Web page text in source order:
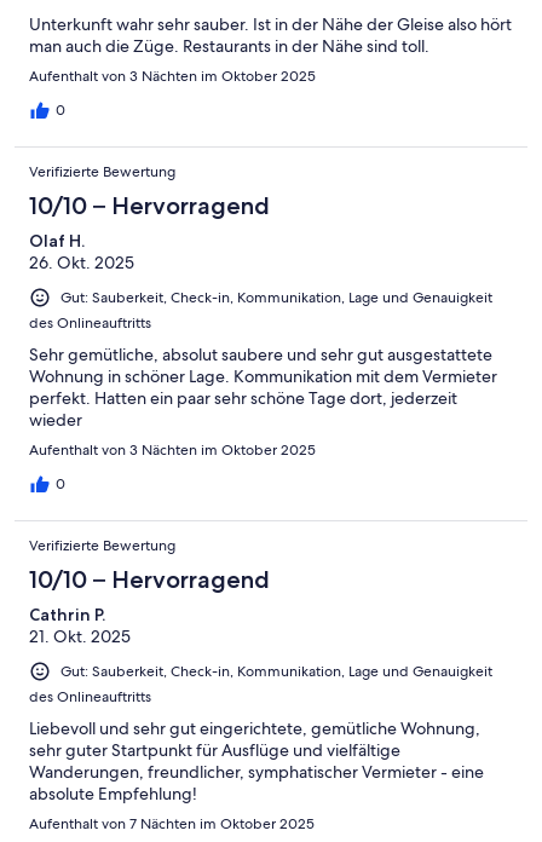
Unterkunft wahr sehr sauber. Ist in der Nähe der Gleise also hört
man auch die Züge. Restaurants in der Nähe sind toll.
Aufenthalt von 3 Nächten im Oktober 2025
0
Verifizierte Bewertung
10/10 – Hervorragend
Olaf H.
26. Okt. 2025
Gut: Sauberkeit, Check-in, Kommunikation, Lage und Genauigkeit
des Onlineauftritts
Sehr gemütliche, absolut saubere und sehr gut ausgestattete
Wohnung in schöner Lage. Kommunikation mit dem Vermieter
perfekt. Hatten ein paar sehr schöne Tage dort, jederzeit
wieder
Aufenthalt von 3 Nächten im Oktober 2025
0
Verifizierte Bewertung
10/10 – Hervorragend
Cathrin P.
21. Okt. 2025
Gut: Sauberkeit, Check-in, Kommunikation, Lage und Genauigkeit
des Onlineauftritts
Liebevoll und sehr gut eingerichtete, gemütliche Wohnung,
sehr guter Startpunkt für Ausflüge und vielfältige
Wanderungen, freundlicher, symphatischer Vermieter - eine
absolute Empfehlung!
Aufenthalt von 7 Nächten im Oktober 2025